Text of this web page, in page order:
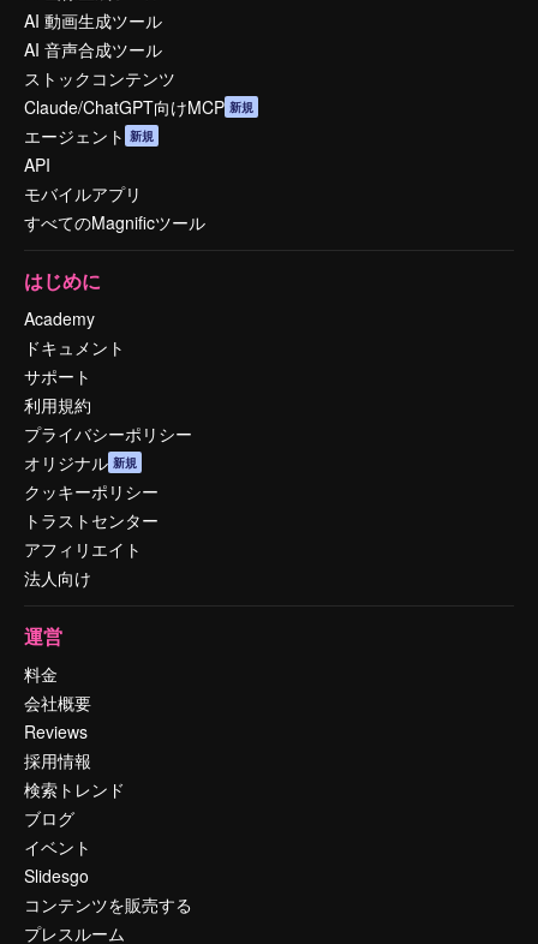
AI 動画生成ツール
AI 音声合成ツール
ストックコンテンツ
Claude/ChatGPT向けMCP 新規
エージェント 新規
API
モバイルアプリ
すべてのMagnificツール
はじめに
Academy
ドキュメント
サポート
利用規約
プライバシーポリシー
オリジナル 新規
クッキーポリシー
トラストセンター
アフィリエイト
法人向け
運営
料金
会社概要
Reviews
採用情報
検索トレンド
ブログ
イベント
Slidesgo
コンテンツを販売する
プレスルーム